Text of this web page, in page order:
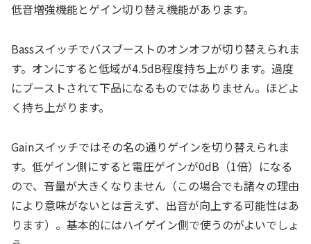
低音増強機能とゲイン切り替え機能があります。
Bassスイッチでバスブーストのオンオフが切り替えられま
す。オンにすると低域が4.5dB程度持ち上がります。過度
にブーストされて下品になるものではありません。ほどよ
く持ち上がります。
Gainスイッチではその名の通りゲインを切り替えられま
す。低ゲイン側にすると電圧ゲインが0dB（1倍）になる
ので、音量が大きくなりません（この場合でも諸々の理由
により意味がないとは言えず、出音が向上する可能性はあ
ります）。基本的にはハイゲイン側で使うのがよいでしょ